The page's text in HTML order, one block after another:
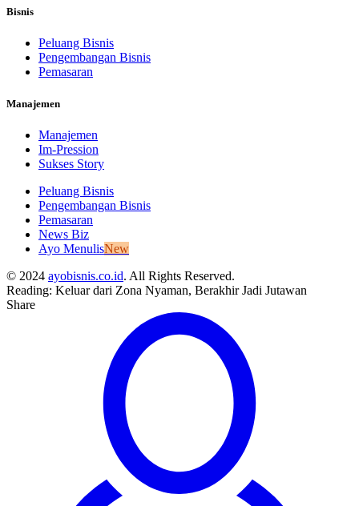
Bisnis
Peluang Bisnis
Pengembangan Bisnis
Pemasaran
Manajemen
Manajemen
Im-Pression
Sukses Story
Peluang Bisnis
Pengembangan Bisnis
Pemasaran
News Biz
Ayo MenulisNew
© 2024 ayobisnis.co.id. All Rights Reserved.
Reading: Keluar dari Zona Nyaman, Berakhir Jadi Jutawan
Share